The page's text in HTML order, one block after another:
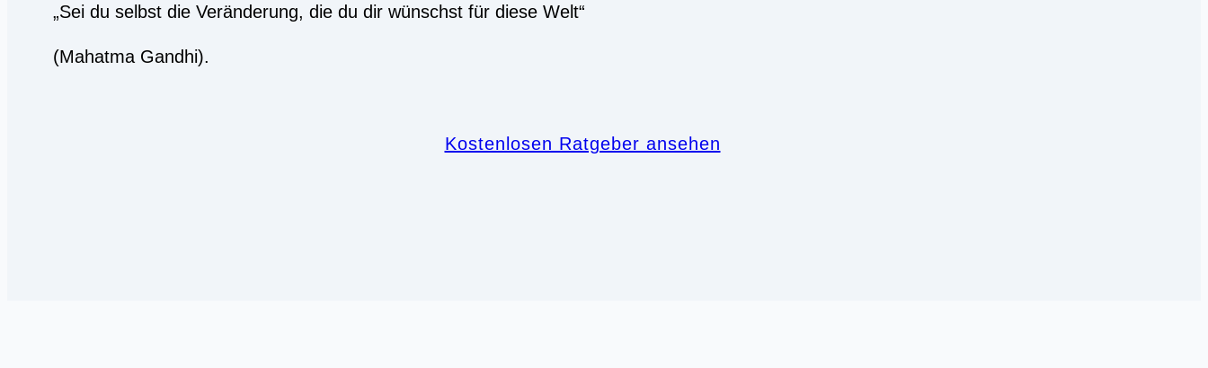
„Sei du selbst die Veränderung, die du dir wünschst für diese Welt“
(Mahatma Gandhi).
Kostenlosen Ratgeber ansehen